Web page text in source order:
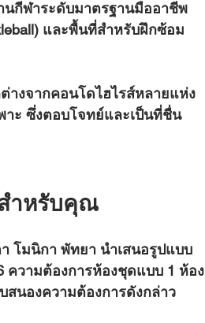
นกีฬาระดับมาตรฐานมืออาชีพ
และพื้นที่สำหรับฝึกซ้อม
างจากคอนโดไฮไรส์หลายแห่ง
ะ ซึ่งตอบโจทย์และเป็นที่ชื่น
ำหรับคุณ
ความต้องการห้องชุดแบบ 1 ห้อง
นองความต้องการดังกล่าว